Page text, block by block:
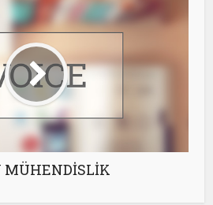
MÜHENDİSLİK